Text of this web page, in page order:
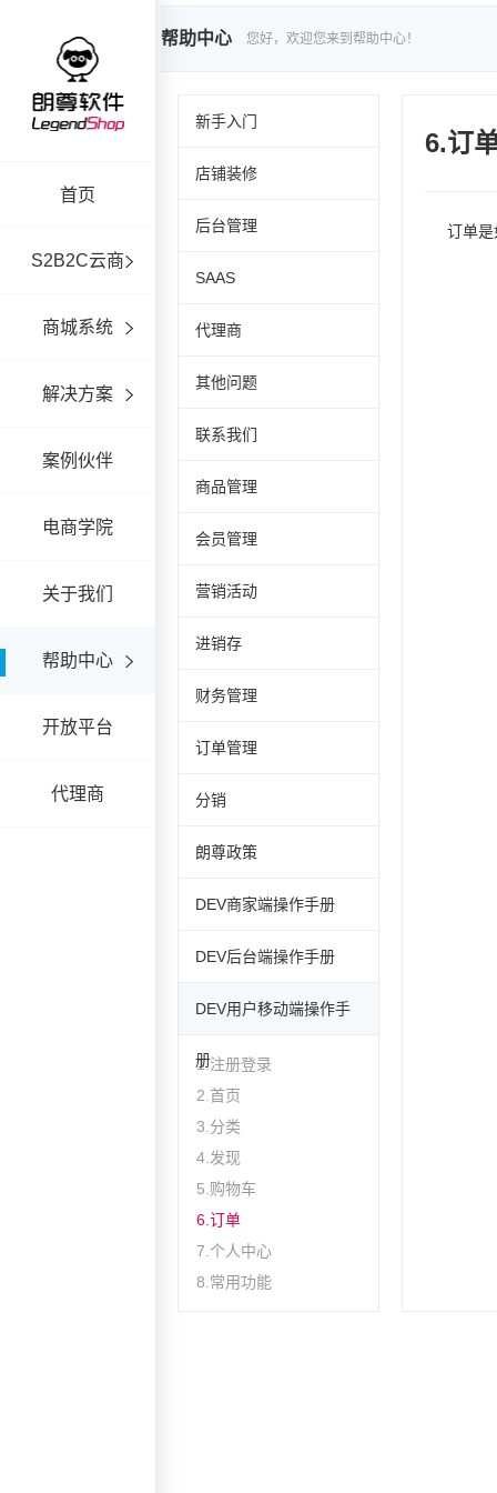
首页
S2B2C云商
商城系统
解决方案
案例伙伴
电商学院
关于我们
帮助中心
开放平台
代理商
帮助中心 您好，欢迎您来到帮助中心！
新手入门
店铺装修
后台管理
SAAS
代理商
其他问题
联系我们
商品管理
会员管理
营销活动
进销存
财务管理
订单管理
分销
朗尊政策
DEV商家端操作手册
DEV后台端操作手册
DEV用户移动端操作手
册
1.注册登录
2.首页
3.分类
4.发现
5.购物车
6.订单
7.个人中心
8.常用功能
6.订
订单